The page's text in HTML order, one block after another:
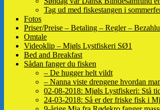
Tag ud med fiskestangen i
Fotos
Priser/Preise – Betaling – Regler –
Omtale
Videoklip – Mjøls Lystfiskeri SØ1
Bed and Breakfast
Sådan fanger du fisken
– De hugger helt vildt
– Nanna viste drengene hvordan
02-08-2018: Mjøls Lystfiskeri: Stå
24-03-2018: Så er der friske fisk i